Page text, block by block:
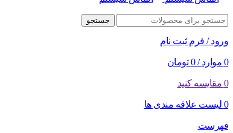
جستجو
ورود / فرم ثبت نام
0 موارد /
0 تومان
0 مقایسه کنید
0 لیست علاقه مندی ها
فهرست